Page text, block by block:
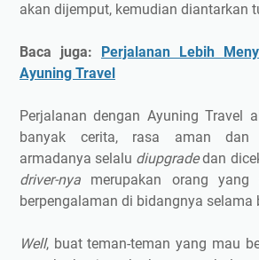
akan dijemput, kemudian diantarkan
Baca juga:
Perjalanan Lebih
Ayuning Travel
Perjalanan dengan Ayuning Travel
banyak cerita, rasa aman dan
armadanya selalu diupgradedan
driver-nya merupakan orang
berpengalaman di bidangnya selama
Well, buat teman-teman yang mau